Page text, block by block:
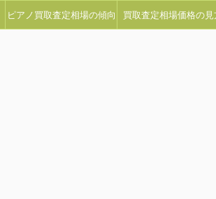
ピアノ買取査定相場の傾向 買取査定相場価格の見